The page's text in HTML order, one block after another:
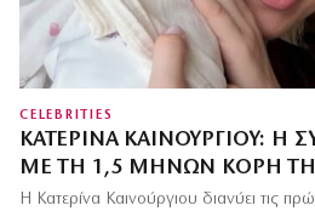
CELEBRITIES
ΚΑΤΕΡΊΝΑ ΚΑΙΝΟΎΡΓΙΟΥ: Η
ΜΕ ΤΗ 1,5 ΜΗΝΏΝ ΚΌΡΗ
Η Κατερίνα Καινούργιου διανύει τις